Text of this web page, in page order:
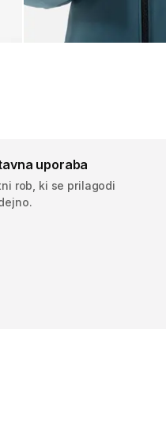
uporaba
rob, ki se prilagodi